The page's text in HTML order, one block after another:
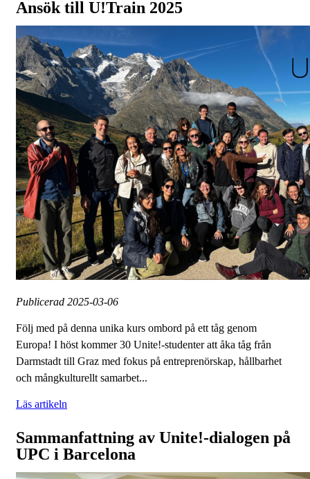
Ansök till U!Train 2025
Publicerad 2025-03-06
Följ med på denna unika kurs ombord på ett tåg genom
Europa! I höst kommer 30 Unite!-studenter att åka tåg från
Darmstadt till Graz med fokus på entreprenörskap, hållbarhet
och mångkulturellt samarbet...
Läs artikeln
Sammanfattning av Unite!-dialogen på
UPC i Barcelona